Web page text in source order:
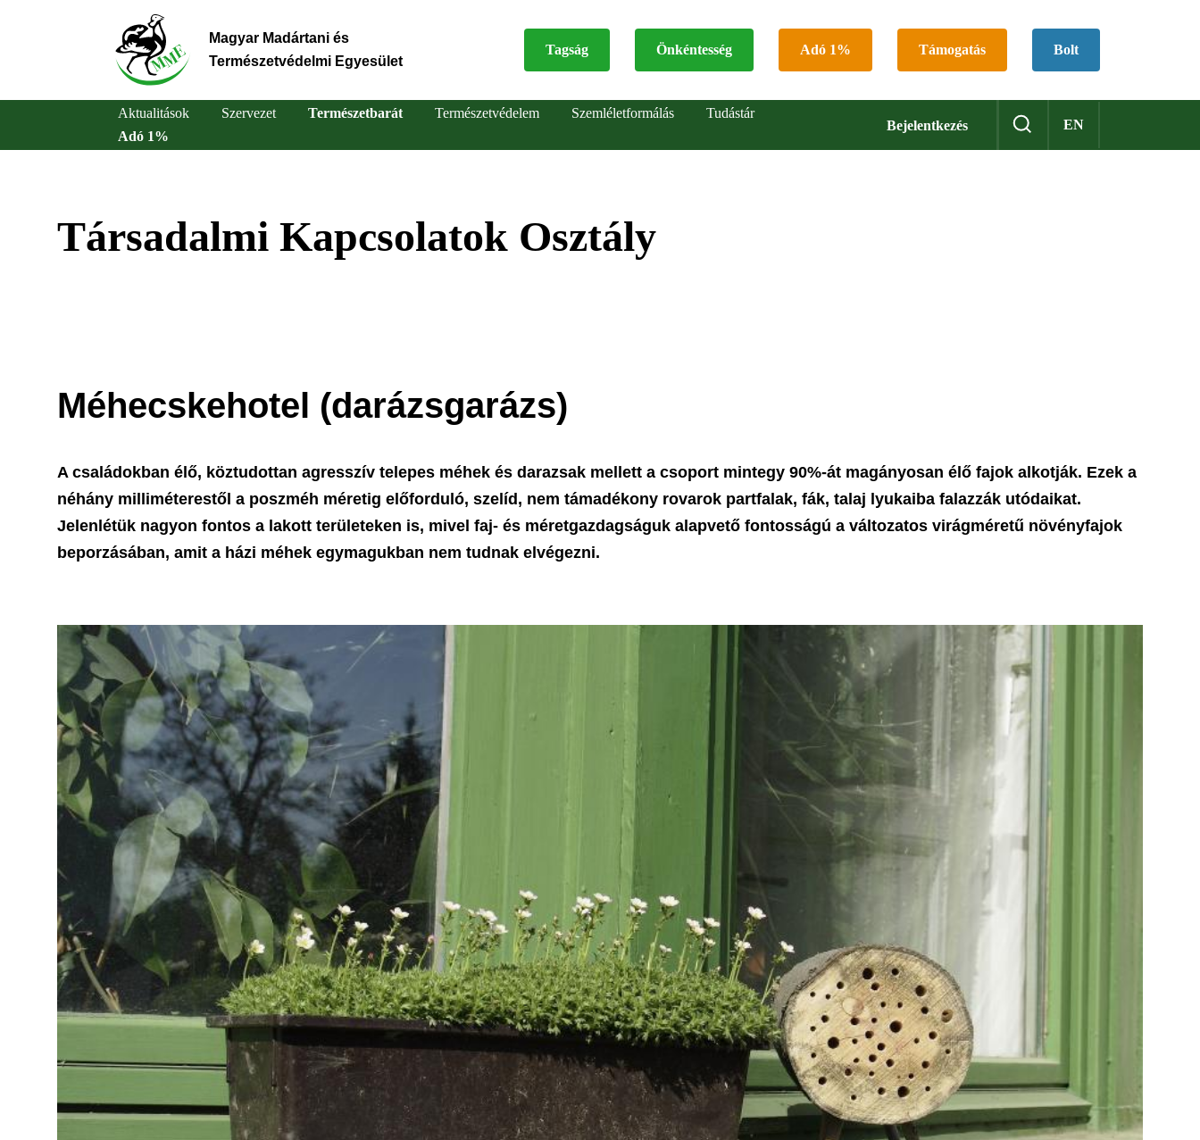
Magyar Madártani és
Természetvédelmi Egyesület
Top
Tagság Önkéntesség Adó 1% Támogatás Bolt
Bejelentkezés EN
Main
Aktualitások Szervezet Természetbarát Természetvédelem Szemléletformálás
Tudástár
Adó 1%
Társadalmi Kapcsolatok Osztály
Méhecskehotel (darázsgarázs)
A családokban élő, köztudottan agresszív telepes méhek és darazsak mellett a csoport mintegy 90%-át magányosan élő fajok alkotják. Ezek a
néhány milliméterestől a poszméh méretig előforduló, szelíd, nem támadékony rovarok partfalak, fák, talaj lyukaiba falazzák utódaikat.
Jelenlétük nagyon fontos a lakott területeken is, mivel faj- és méretgazdagságuk alapvető fontosságú a változatos virágméretű növényfajok
beporzásában, amit a házi méhek egymagukban nem tudnak elvégezni.